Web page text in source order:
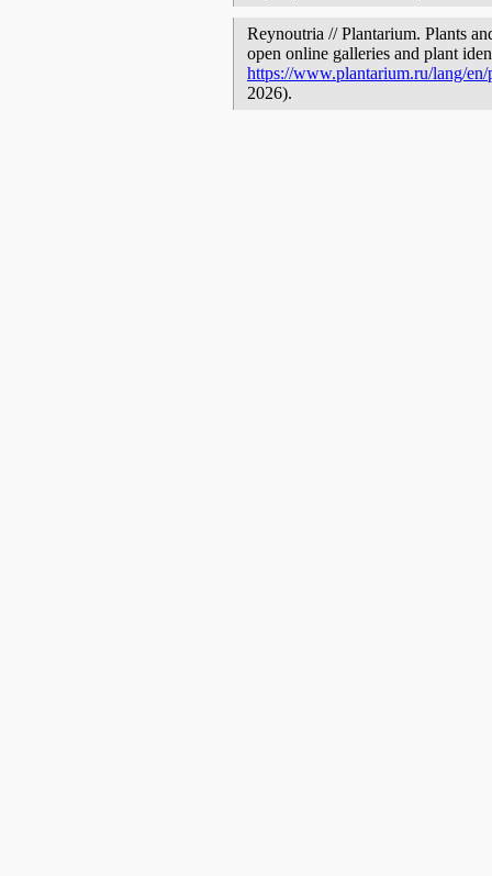
Reynoutria // Plantarium. Plants
open online galleries and plant
https://www.plantarium.ru/lang/
2026).